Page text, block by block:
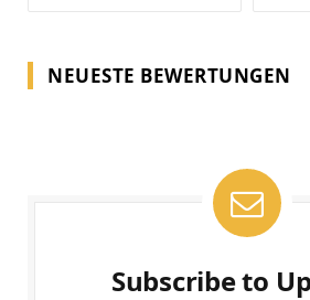
NEUESTE BEWERTUNGEN
Subscribe to